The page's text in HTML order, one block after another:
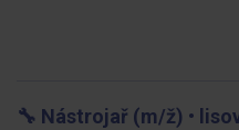
🔧 Nástrojař (m/ž) •